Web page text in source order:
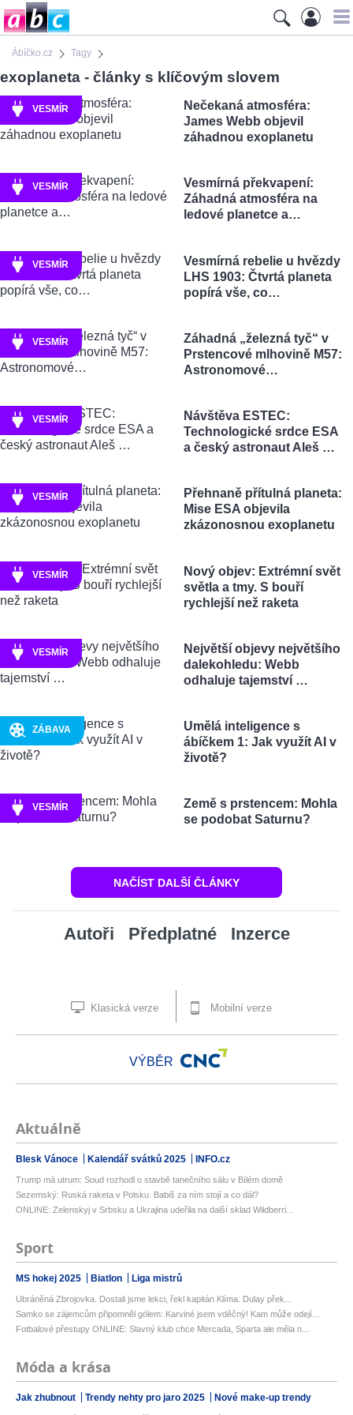
Ábíčko.cz Tagy
exoplaneta - články s klíčovým slovem
VESMÍR
Nečekaná atmosféra:
James Webb objevil
záhadnou exoplanetu
VESMÍR
Vesmírná překvapení:
Záhadná atmosféra na
ledové planetce a…
VESMÍR
Vesmírná rebelie u hvězdy
LHS 1903: Čtvrtá planeta
popírá vše, co…
VESMÍR
Záhadná „železná tyč“ v
Prstencové mlhovině M57:
Astronomové…
VESMÍR
Návštěva ESTEC:
Technologické srdce ESA
a český astronaut Aleš …
VESMÍR
Přehnaně přítulná planeta:
Mise ESA objevila
zkázonosnou exoplanetu
VESMÍR
Nový objev: Extrémní svět
světla a tmy. S bouří
rychlejší než raketa
VESMÍR
Největší objevy největšího
dalekohledu: Webb
odhaluje tajemství …
ZÁBAVA
Umělá inteligence s
ábíčkem 1: Jak využít AI v
životě?
VESMÍR
Země s prstencem: Mohla
se podobat Saturnu?
NAČÍST DALŠÍ ČLÁNKY
Autoři Předplatné Inzerce
Klasická verze Mobilní verze
VÝBĚR
Aktuálně
Blesk Vánoce Kalendář svátků 2025 INFO.cz
Trump má utrum: Soud rozhodl o stavbě tanečního sálu v Bílém domě
Sezemský: Ruská raketa v Polsku. Babiš za ním stojí a co dál?
ONLINE: Zelenskyj v Srbsku a Ukrajina udeřila na další sklad Wildberri...
Sport
MS hokej 2025 Biatlon Liga mistrů
Ubráněná Zbrojovka. Dostali jsme lekci, řekl kapitán Klíma. Dulay přek...
Samko se zájemcům připomněl gólem: Karviné jsem vděčný! Kam může odejí...
Fotbalové přestupy ONLINE: Slavný klub chce Mercada, Sparta ale měla n...
Móda a krása
Jak zhubnout Trendy nehty pro jaro 2025 Nové make-up trendy